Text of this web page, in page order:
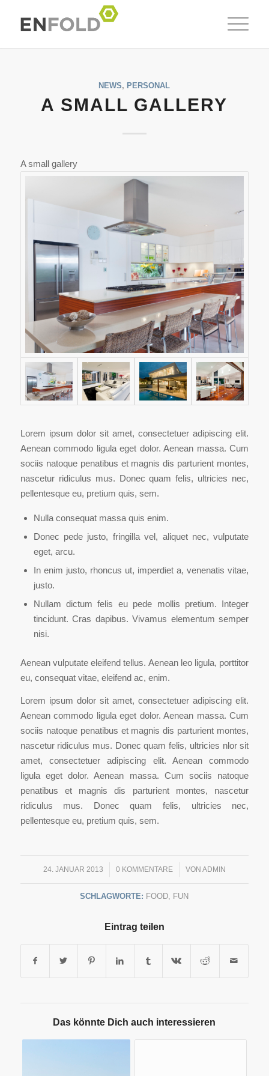
NEWS, PERSONAL
A SMALL GALLERY
A small gallery
Lorem ipsum dolor sit amet, consectetuer adipiscing elit.
Aenean commodo ligula eget dolor. Aenean massa. Cum
sociis natoque penatibus et magnis dis parturient montes,
nascetur ridiculus mus. Donec quam felis, ultricies nec,
pellentesque eu, pretium quis, sem.
Nulla consequat massa quis enim.
Donec pede justo, fringilla vel, aliquet nec, vulputate
eget, arcu.
In enim justo, rhoncus ut, imperdiet a, venenatis vitae,
justo.
Nullam dictum felis eu pede mollis pretium. Integer
tincidunt. Cras dapibus. Vivamus elementum semper
nisi.
Aenean vulputate eleifend tellus. Aenean leo ligula, porttitor
eu, consequat vitae, eleifend ac, enim.
Lorem ipsum dolor sit amet, consectetuer adipiscing elit.
Aenean commodo ligula eget dolor. Aenean massa. Cum
sociis natoque penatibus et magnis dis parturient montes,
nascetur ridiculus mus. Donec quam felis, ultricies nlor sit
amet, consectetuer adipiscing elit. Aenean commodo
ligula eget dolor. Aenean massa. Cum sociis natoque
penatibus et magnis dis parturient montes, nascetur
ridiculus mus. Donec quam felis, ultricies nec,
pellentesque eu, pretium quis, sem.
24. JANUAR 2013
/ 0 KOMMENTARE
/ VON ADMIN
SCHLAGWORTE: FOOD FUN
Eintrag teilen
Das könnte Dich auch interessieren